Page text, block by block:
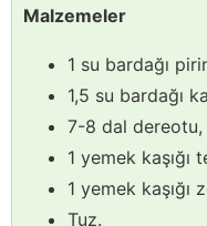
Malzemeler
1 su bardağı
1,5 su bardağı
7-8 dal dereotu,
1 yemek kaşığı
1 yemek kaşığı
Tuz.